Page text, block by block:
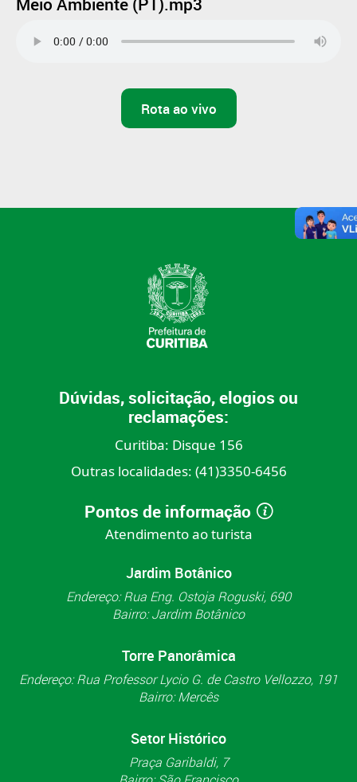
Rota ao vivo
Dúvidas, solicitação, elogios ou
reclamações:
Curitiba: Disque 156
Outras localidades: (41)3350-6456
Pontos de informação
Atendimento ao turista
Jardim Botânico
Endereço: Rua Eng. Ostoja Roguski, 690
Bairro: Jardim Botânico
Torre Panorâmica
Endereço: Rua Professor Lycio G. de Castro Vellozzo, 191
Bairro: Mercês
Setor Histórico
Praça Garibaldi, 7